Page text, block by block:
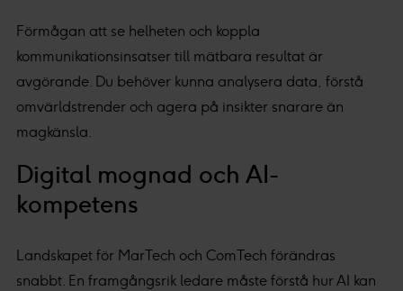
Förmågan att se helheten och koppla
kommunikationsinsatser till mätbara resultat är
avgörande. Du behöver kunna analysera data, förstå
omvärldstrender och agera på insikter snarare än
magkänsla.
Digital mognad och AI-
kompetens
Landskapet för MarTech och ComTech förändras
snabbt. En framgångsrik ledare måste förstå hur AI kan